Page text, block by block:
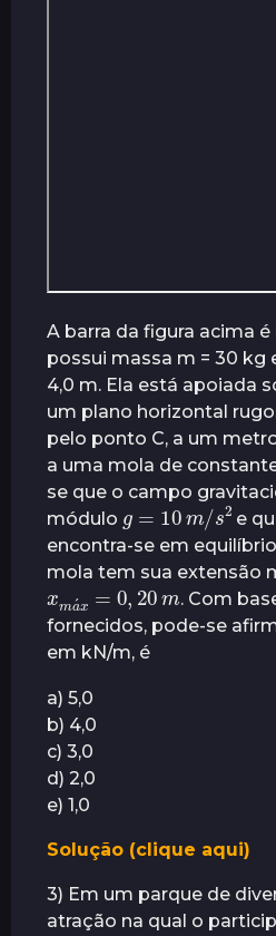
A barra da figura acima
possui massa m = 30 kg
4,0 m. Ela está apoiada
um plano horizontal
pelo ponto C, a um
a uma mola de
se que o campo
módulo
g=10m/s2
e
encontra-se em equilíbrio
mola tem sua extensão
xma
´x= 0,20m
. Com
fornecidos, pode-se
em kN/m, é
a) 5,0
b) 4,0
c) 3,0
d) 2,0
e) 1,0
Solução (clique aqui)
3) Em um parque de
atração na qual o